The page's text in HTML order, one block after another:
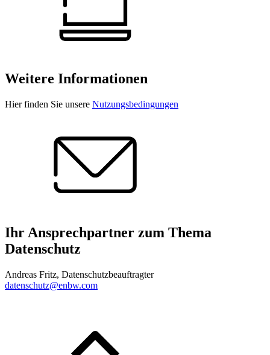
Weitere Informationen
Hier finden Sie unsere Nutzungsbedingungen
Ihr Ansprechpartner zum Thema
Datenschutz
Andreas Fritz, Datenschutzbeauftragter
datenschutz@enbw.com